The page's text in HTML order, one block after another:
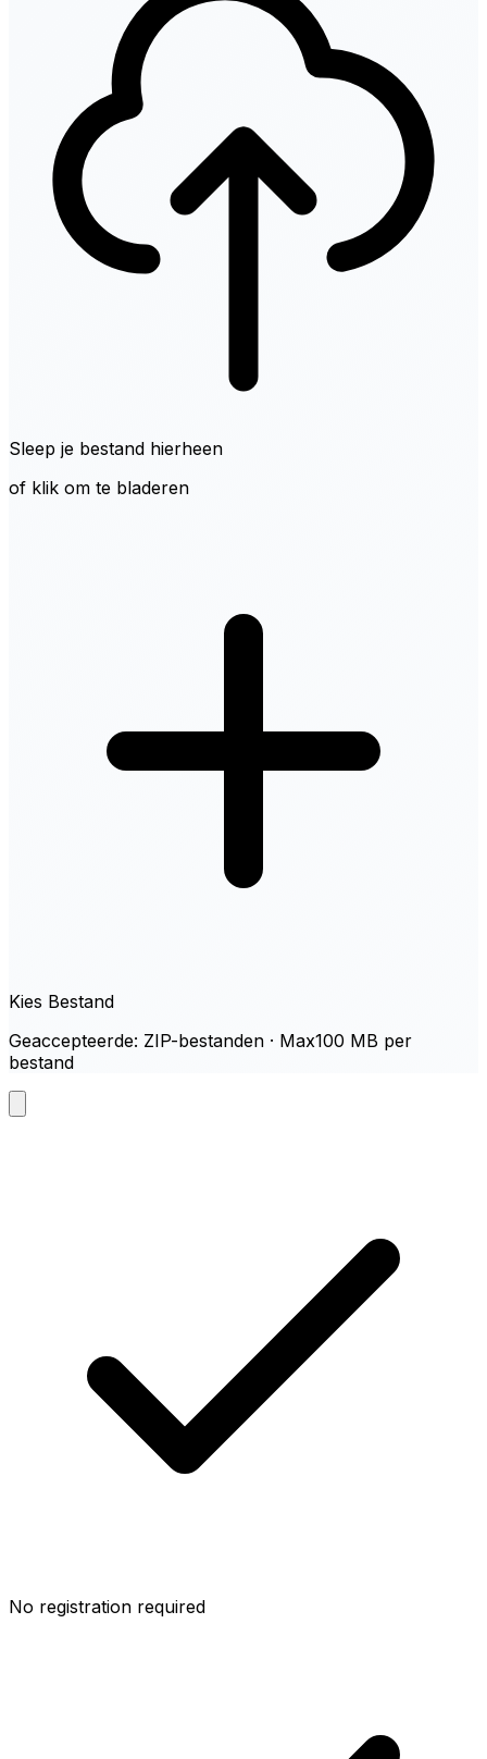
Sleep je bestand hierheen
of klik om te bladeren
Kies Bestand
Geaccepteerde: ZIP-bestanden · Max100 MB per
bestand
No registration required